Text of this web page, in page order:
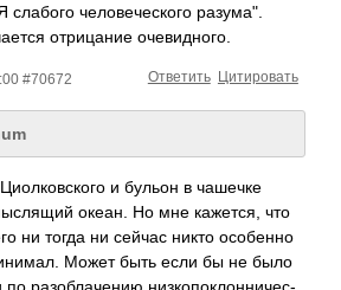
человеческого разума".
отрицание очевидного.
#70672 Цитировать
Ответить
и бульон в чашечке
океан. Но мне кажется, что
ни тогда ни сейчас никто особенно
Может быть если бы не было
по разоблачению низкопоклонничес­